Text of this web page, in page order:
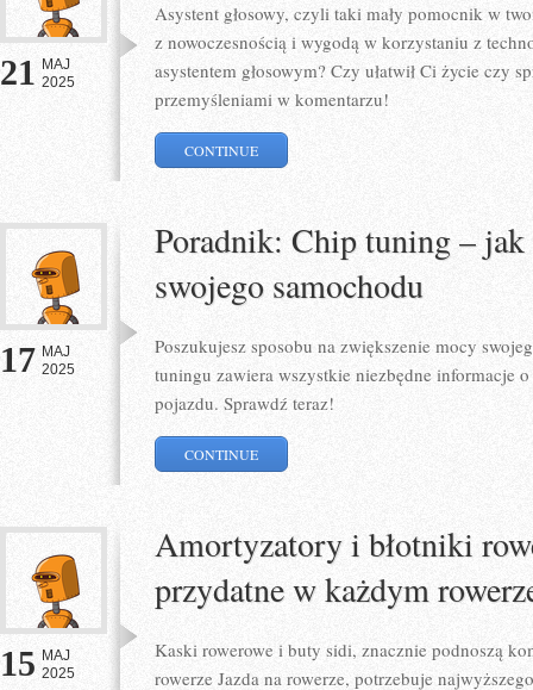
21 MAJ
2025
Asystent głosowy, czyli taki mały pomocnik w
z nowoczesnością i wygodą w korzystaniu z
asystentem głosowym? Czy ułatwił Ci życie czy
przemyśleniami w komentarzu!
CONTINUE
17 MAJ
2025
Poradnik: Chip tuning –
swojego samochodu
Poszukujesz sposobu na zwiększenie mocy
tuningu zawiera wszystkie niezbędne informacje
pojazdu. Sprawdź teraz!
CONTINUE
15 MAJ
2025
Amortyzatory i błotniki
przydatne w każdym
Kaski rowerowe i buty sidi, znacznie podnoszą
rowerze Jazda na rowerze, potrzebuje